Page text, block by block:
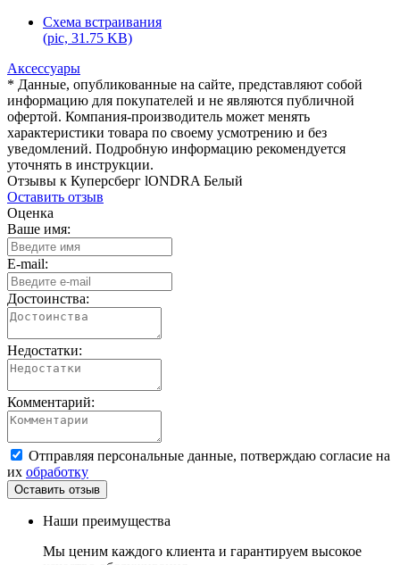
Схема встраивания
(pic, 31.75 KB)
Аксессуары
* Данные, опубликованные на сайте, представляют собой
информацию для покупателей и не являются публичной
офертой. Компания-производитель может менять
характеристики товара по своему усмотрению и без
уведомлений. Подробную информацию рекомендуется
уточнять в инструкции.
Отзывы к Куперсберг lONDRA Белый
Оставить отзыв
Оценка
Ваше имя:
E-mail:
Достоинства:
Недостатки:
Комментарий:
Отправляя персональные данные, потверждаю согласие на
их обработку
Наши преимущества
Мы ценим каждого клиента и гарантируем высокое